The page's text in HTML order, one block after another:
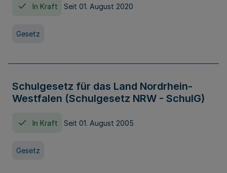
In Kraft Seit 01. August 2020
Gesetz
Schulgesetz für das Land Nordrhein-
Westfalen (Schulgesetz NRW - SchulG)
In Kraft Seit 01. August 2005
Gesetz